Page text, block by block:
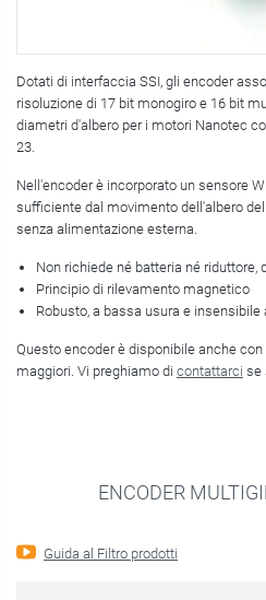
Dotati di interfaccia SSI, gli encoder
risoluzione di 17 bit monogiro e 16 bit
diametri d'albero per i motori Nanotec
23.
Nell'encoder è incorporato un sensore
sufficiente dal movimento dell'albero
senza alimentazione esterna.
Non richiede né batteria né
Principio di rilevamento magnetico
Robusto, a bassa usura e insensibile
Questo encoder è disponibile anche
maggiori. Vi preghiamo di contattarci se
ENCODER
Guida al Filtro prodotti